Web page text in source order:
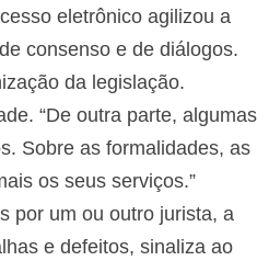
eletrônico agilizou a
consenso e de diálogos.
da legislação.
“De outra parte, algumas
Sobre as formalidades, as
os seus serviços.”
por um ou outro jurista, a
e defeitos, sinaliza ao